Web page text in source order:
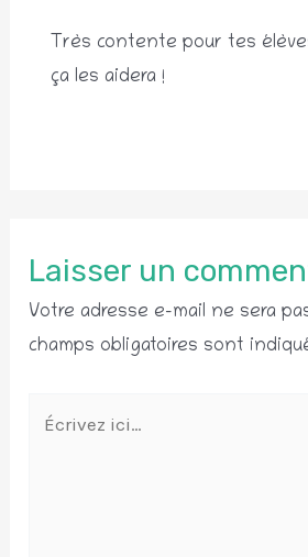
Très contente pour tes
ça les aidera !
Laisser un
Votre adresse e-mail ne sera
champs obligatoires sont